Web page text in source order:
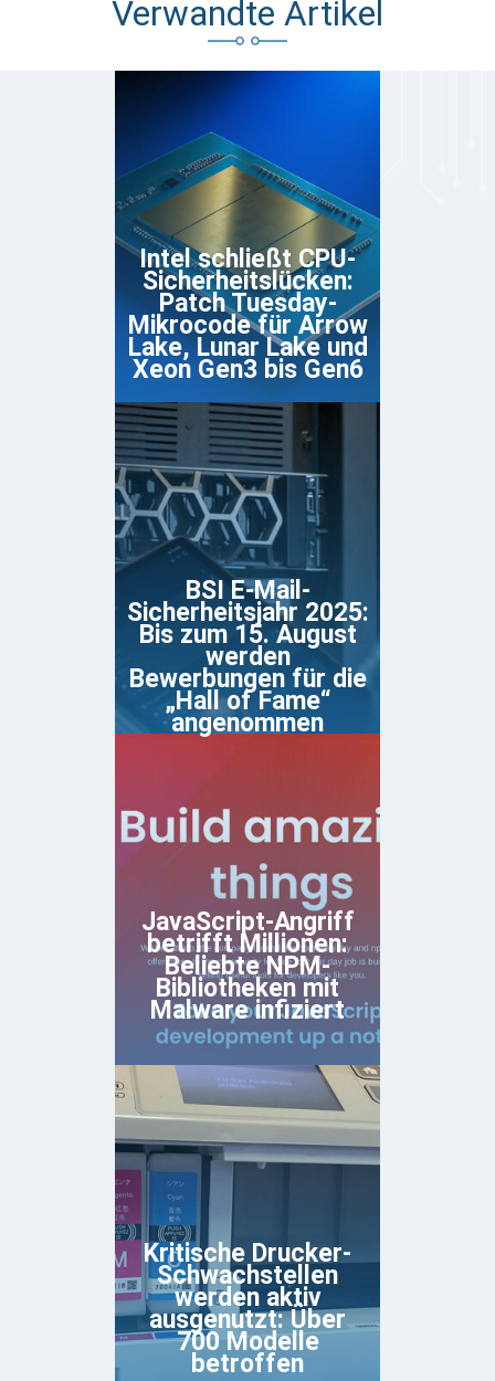
Verwandte Artikel
Intel schließt CPU-
Sicherheitslücken:
Patch Tuesday-
Mikrocode für Arrow
Lake, Lunar Lake und
Xeon Gen3 bis Gen6
BSI E-Mail-
Sicherheitsjahr 2025:
Bis zum 15. August
werden
Bewerbungen für die
„Hall of Fame“
angenommen
JavaScript-Angriff
betrifft Millionen:
Beliebte NPM-
Bibliotheken mit
Malware infiziert
Kritische Drucker-
Schwachstellen
werden aktiv
ausgenutzt: Über
700 Modelle
betroffen